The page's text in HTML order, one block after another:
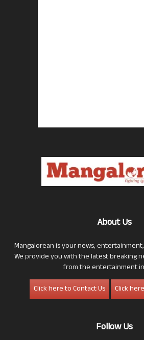
About Us
Mangalorean is your news,
We provide you with the latest breaking
from the entertainment
Click here to Contact Us
Click
Follow Us